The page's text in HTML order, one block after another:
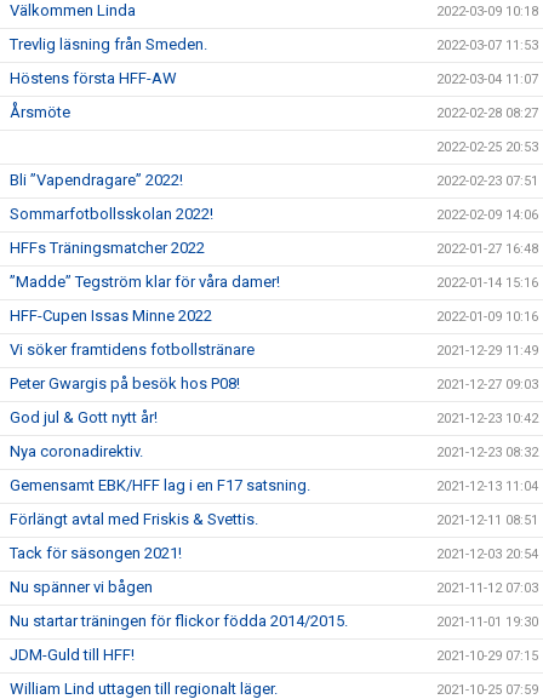
Välkommen Linda 2022-03-09 10:18
Trevlig läsning från Smeden. 2022-03-07 11:53
Höstens första HFF-AW 2022-03-04 11:07
Årsmöte 2022-02-28 08:27
2022-02-25 20:53
Bli ”Vapendragare” 2022! 2022-02-23 07:51
Sommarfotbollsskolan 2022! 2022-02-09 14:06
HFFs Träningsmatcher 2022 2022-01-27 16:48
”Madde” Tegström klar för våra damer! 2022-01-14 15:16
HFF-Cupen Issas Minne 2022 2022-01-09 10:16
Vi söker framtidens fotbollstränare 2021-12-29 11:49
Peter Gwargis på besök hos P08! 2021-12-27 09:03
God jul & Gott nytt år! 2021-12-23 10:42
Nya coronadirektiv. 2021-12-23 08:32
Gemensamt EBK/HFF lag i en F17 satsning. 2021-12-13 11:04
Förlängt avtal med Friskis & Svettis. 2021-12-11 08:51
Tack för säsongen 2021! 2021-12-03 20:54
Nu spänner vi bågen 2021-11-12 07:03
Nu startar träningen för flickor födda 2014/2015. 2021-11-01 19:30
JDM-Guld till HFF! 2021-10-29 07:15
William Lind uttagen till regionalt läger. 2021-10-25 07:59